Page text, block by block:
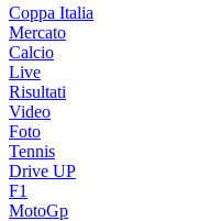
Coppa Italia
Mercato
Calcio
Live
Risultati
Video
Foto
Tennis
Drive UP
F1
MotoGp